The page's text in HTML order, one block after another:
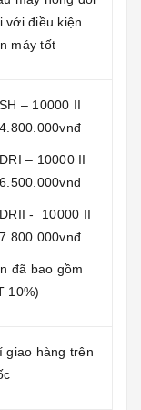
với điều kiện
máy tốt
– 10000 II
– 10000 II
- 10000 II
đã bao gồm
10%)
giao hàng trên